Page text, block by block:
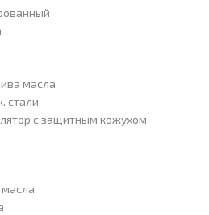
масла
стали
с защитным кожухом